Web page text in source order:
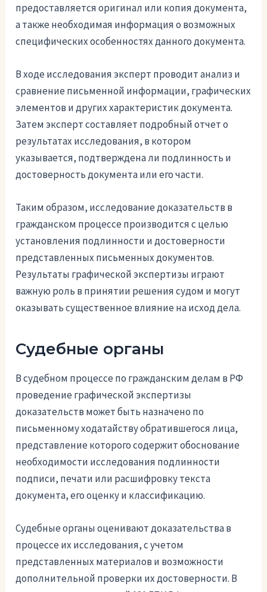
предоставляется оригинал или копия документа,
а также необходимая информация о возможных
специфических особенностях данного документа.
В ходе исследования эксперт проводит анализ и
сравнение письменной информации, графических
элементов и других характеристик документа.
Затем эксперт составляет подробный отчет о
результатах исследования, в котором
указывается, подтверждена ли подлинность и
достоверность документа или его части.
Таким образом, исследование доказательств в
гражданском процессе производится с целью
установления подлинности и достоверности
представленных письменных документов.
Результаты графической экспертизы играют
важную роль в принятии решения судом и могут
оказывать существенное влияние на исход дела.
Судебные органы
В судебном процессе по гражданским делам в РФ
проведение графической экспертизы
доказательств может быть назначено по
письменному ходатайству обратившегося лица,
представление которого содержит обоснование
необходимости исследования подлинности
подписи, печати или расшифровку текста
документа, его оценку и классификацию.
Судебные органы оценивают доказательства в
процессе их исследования, с учетом
представленных материалов и возможности
дополнительной проверки их достоверности. В